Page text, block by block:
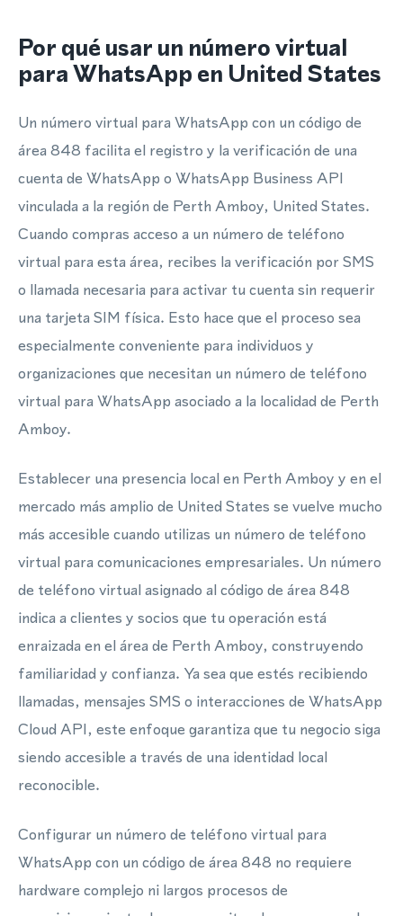
Por qué usar un número virtual
para WhatsApp en United States
Un número virtual para WhatsApp con un código de
área 848 facilita el registro y la verificación de una
cuenta de WhatsApp o WhatsApp Business API
vinculada a la región de Perth Amboy, United States.
Cuando compras acceso a un número de teléfono
virtual para esta área, recibes la verificación por SMS
o llamada necesaria para activar tu cuenta sin requerir
una tarjeta SIM física. Esto hace que el proceso sea
especialmente conveniente para individuos y
organizaciones que necesitan un número de teléfono
virtual para WhatsApp asociado a la localidad de Perth
Amboy.
Establecer una presencia local en Perth Amboy y en el
mercado más amplio de United States se vuelve mucho
más accesible cuando utilizas un número de teléfono
virtual para comunicaciones empresariales. Un número
de teléfono virtual asignado al código de área 848
indica a clientes y socios que tu operación está
enraizada en el área de Perth Amboy, construyendo
familiaridad y confianza. Ya sea que estés recibiendo
llamadas, mensajes SMS o interacciones de WhatsApp
Cloud API, este enfoque garantiza que tu negocio siga
siendo accesible a través de una identidad local
reconocible.
Configurar un número de teléfono virtual para
WhatsApp con un código de área 848 no requiere
hardware complejo ni largos procesos de